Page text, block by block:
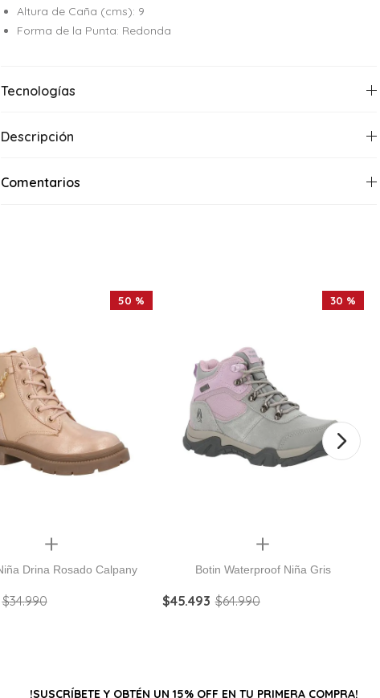
Altura de Caña (cms): 9
Forma de la Punta: Redonda
Tecnologías
Descripción
Comentarios
50 %
Quickview
Botín Niña Drina Rosado Calpany
$34.990
30 %
Quickview
Botin Waterproof Niña Gris
$45.493 $64.990
!SUSCRÍBETE Y OBTÉN UN 15% OFF EN TU PRIMERA COMPRA!